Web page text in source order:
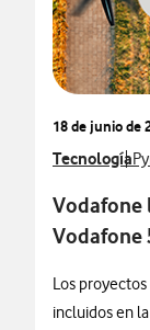
18 de junio de
Ver más
Tecnología
Vodafone
Vodafone
Los
incluidos en